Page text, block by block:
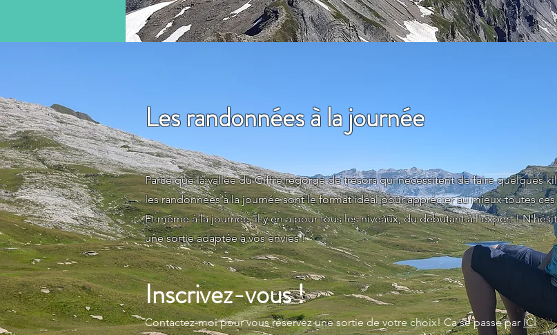
Les randonnées à la journée
Parce que la vallée du Giffre regorge de trésors qui nécessitent de faire quelques
les randonnées à la journée sont le format idéal pour apprécier au mieux toutes ces
Et même à la journée, il y en a pour tous les niveaux, du débutant à l'expert !
une sortie adaptée à vos envies !
Inscrivez-vous !
Contactez-moi pour vous réservez une sortie de votre choix! Ca se passe par ICI